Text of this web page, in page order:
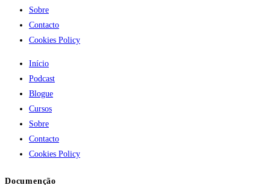
Sobre
Contacto
Cookies Policy
Início
Podcast
Blogue
Cursos
Sobre
Contacto
Cookies Policy
Documenção